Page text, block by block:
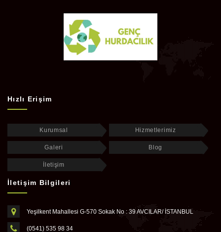
Hızlı Erişim
Kurumsal Hizmetlerimiz
Galeri Blog
İletişim
İletişim Bilgileri
Yeşilkent Mahallesi G-570 Sokak No : 39 AVCILAR/ İSTANBUL
(0541) 535 98 34